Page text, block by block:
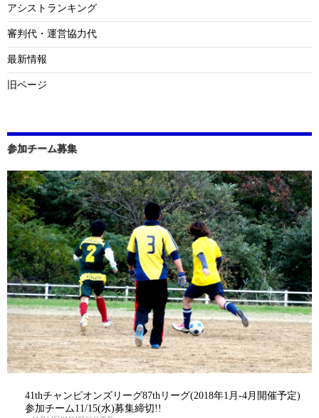
アシストランキング
審判代・運営協力代
最新情報
旧ページ
参加チーム募集
41thチャンピオンズリーグ87thリーグ(2018年1月-4月開催予定)
参加チーム11/15(水)募集締切!!